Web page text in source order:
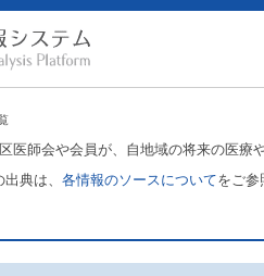
医師会や会員が、自地域の将来の医
出典は、各情報のソースについてをご参